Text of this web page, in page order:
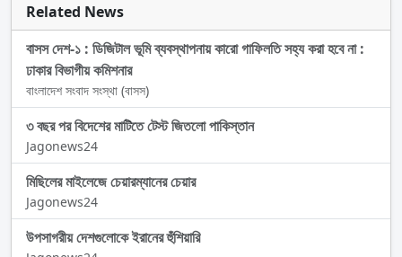
Related News
বাসস দেশ-১ : ডিজিটাল ভূমি ব্যবস্থাপনায় কারো গাফিলতি সহ্য করা হবে না :
ঢাকার বিভাগীয় কমিশনার
বাংলাদেশ সংবাদ সংস্থা (বাসস)
৩ বছর পর বিদেশের মাটিতে টেস্ট জিতলো পাকিস্তান
Jagonews24
মিছিলের মাইলেজে চেয়ারম্যানের চেয়ার
Jagonews24
উপসাগরীয় দেশগুলোকে ইরানের হুঁশিয়ারি